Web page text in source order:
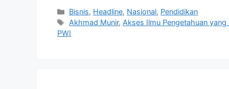
Kategori
Bisnis, Headline, Nasional, Pendidikan
Tag
Akhmad Munir,Akses Ilmu Pengetahuan
PWI